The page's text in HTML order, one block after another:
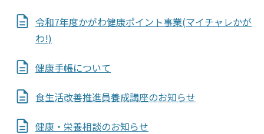
令和7年度かがわ健康ポイント事業(マイチャレかが
わ!)
健康手帳について
食生活改善推進員養成講座のお知らせ
健康・栄養相談のお知らせ